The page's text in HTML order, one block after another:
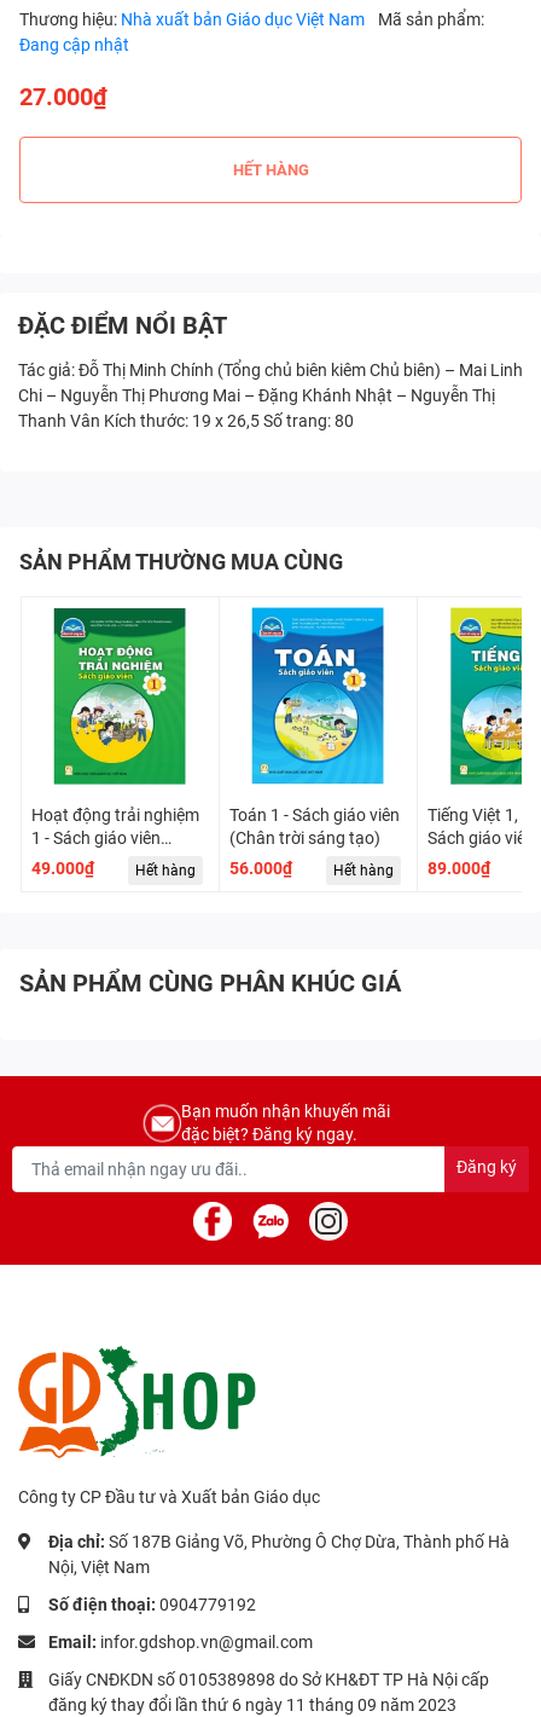
Thương hiệu: Nhà xuất bản Giáo dục Việt Nam
Mã sản phẩm:
Đang cập nhật
27.000₫
HẾT HÀNG
ĐẶC ĐIỂM NỔI BẬT
Tác giả: Đỗ Thị Minh Chính (Tổng chủ biên kiêm Chủ biên) – Mai Linh
Chi – Nguyễn Thị Phương Mai – Đặng Khánh Nhật – Nguyễn Thị
Thanh Vân Kích thước: 19 x 26,5 Số trang: 80
SẢN PHẨM THƯỜNG MUA CÙNG
Hoạt động trải nghiệm
1 - Sách giáo viên
(Chân trời sáng tạo)
49.000₫ Hết hàng
Toán 1 - Sách giáo viên
(Chân trời sáng tạo)
56.000₫
Hết hàng
Tiếng Việt 1,
Sách giáo viên
trời sáng tạo)
89.000₫
SẢN PHẨM CÙNG PHÂN KHÚC GIÁ
Bạn muốn nhận khuyến mãi
đặc biệt? Đăng ký ngay.
Đăng ký
Công ty CP Đầu tư và Xuất bản Giáo dục
Địa chỉ: Số 187B Giảng Võ, Phường Ô Chợ Dừa, Thành phố Hà
Nội, Việt Nam
Số điện thoại: 0904779192
Email: infor.gdshop.vn@gmail.com
Giấy CNĐKDN số 0105389898 do Sở KH&ĐT TP Hà Nội cấp
đăng ký thay đổi lần thứ 6 ngày 11 tháng 09 năm 2023